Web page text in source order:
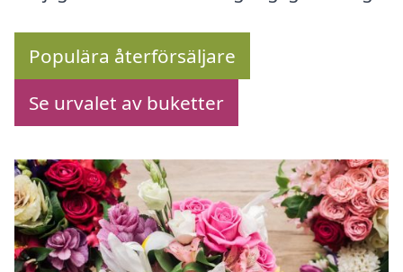
Populära återförsäljare
Se urvalet av buketter